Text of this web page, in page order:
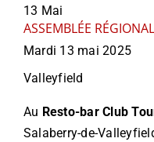
13 Mai
ASSEMBLÉE
Mardi 13 mai 2025
Valleyfield
Au Resto-bar Club
Salaberry-de-